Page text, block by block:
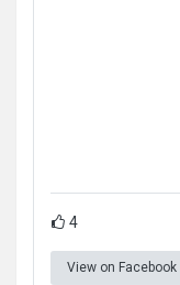
4
View on Facebook